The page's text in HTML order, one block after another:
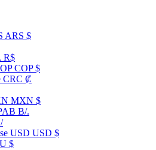
ARS $
R$
COP $
CRC ₡
MXN $
B/.
USD USD $
$